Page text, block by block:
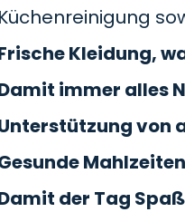
Küchenreinigung
Kleidung,
immer alles
von
der Tag